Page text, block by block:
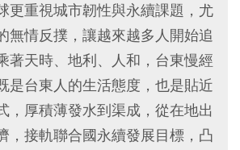
更重視城市韌性與永續課題，尤
無情反撲，讓越來越多人開始追
著天時、地利、人和，台東慢經
是台東人的生活態度，也是貼近
，厚積薄發水到渠成，從在地出
，接軌聯合國永續發展目標，凸